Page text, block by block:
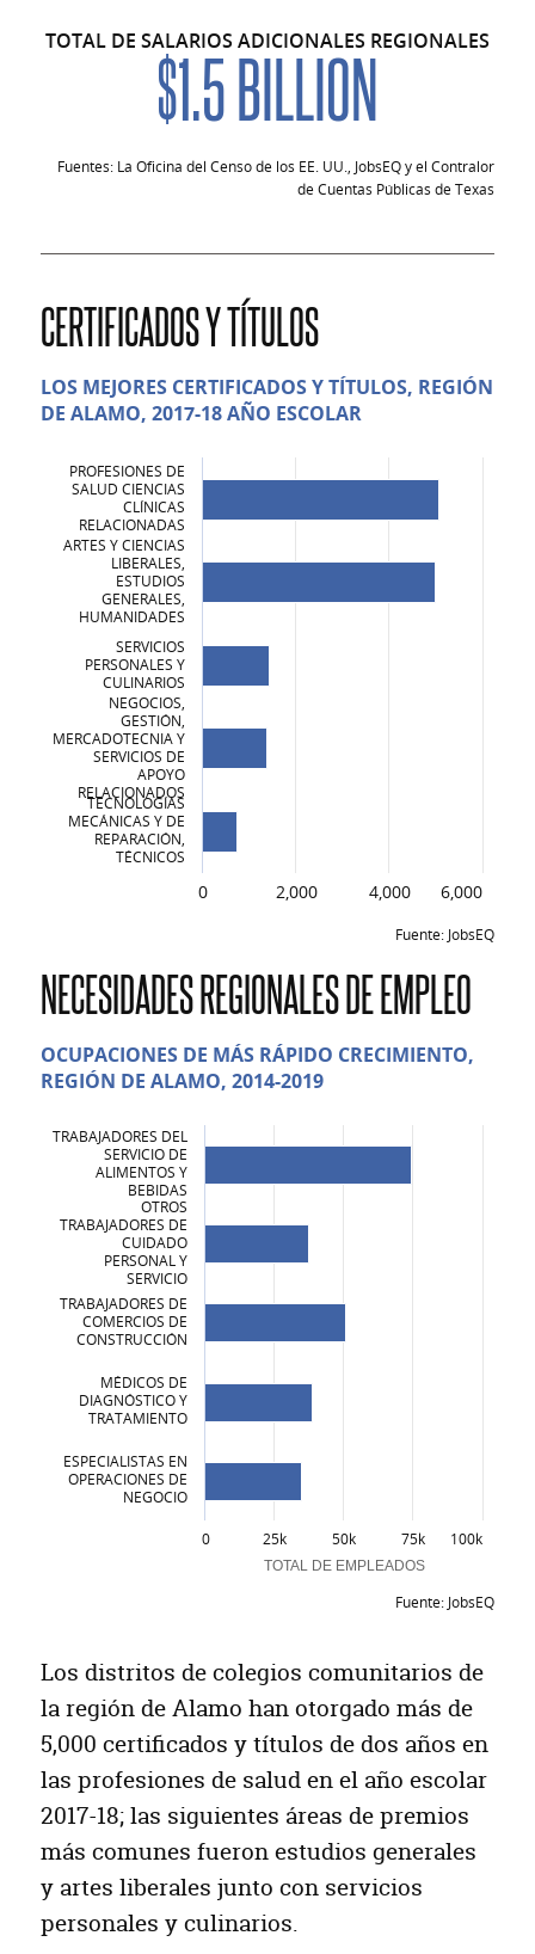
TOTAL DE SALARIOS ADICIONALES REGIONALES
$1.5 BILLION
Fuentes: La Oficina del Censo de los EE. UU., JobsEQ y el Contralor
de Cuentas Públicas de Texas
CERTIFICADOS Y TÍTULOS
LOS MEJORES CERTIFICADOS Y TÍTULOS, REGIÓN
DE ALAMO, 2017-18 AÑO ESCOLAR
PROFESIONES DE
SALUD CIENCIAS
CLÍNICAS
RELACIONADAS
ARTES Y CIENCIAS
LIBERALES,
ESTUDIOS
GENERALES,
HUMANIDADES
SERVICIOS
PERSONALES Y
CULINARIOS
NEGOCIOS,
GESTIÓN,
MERCADOTECNIA Y
SERVICIOS DE
APOYO
RELACIONADOS
TECNOLOGÍAS
MECÁNICAS Y DE
REPARACIÓN,
TÉCNICOS
0 2,000 4,000 6,000
LOS MEJORES CERTIFICADOS Y
CERTIFICADOS Y TÍTULOS
PROFESIONES DE SALUD Y CIENCIAS CLINICAS RELACIONADAS
ARTES LIBERALES Y CIENCIAS, ESTUDIOS GENERALES Y
SERVICIOS PERSONALES Y CULINARIOS
NEGOCIOS, GESTIÓN, MERCADOTECNIA Y SERVICIOS DE APOYO
TECNOLOGÍAS MECÁNICAS Y DE REPARACIÓN/TECNICOS
Fuente: JobsEQ
NECESIDADES REGIONALES DE EMPLEO
OCUPACIONES DE MÁS RÁPIDO CRECIMIENTO,
REGIÓN DE ALAMO, 2014-2019
TOTAL DE EMPLEADOS
TRABAJADORES DEL
SERVICIO DE
ALIMENTOS Y
BEBIDAS
OTROS
TRABAJADORES DE
CUIDADO
PERSONAL Y
SERVICIO
TRABAJADORES DE
COMERCIOS DE
CONSTRUCCIÓN
MÉDICOS DE
DIAGNÓSTICO Y
TRATAMIENTO
ESPECIALISTAS EN
OPERACIONES DE
NEGOCIO
0 25k 50k 75k 100k
NECESIDADES REGIONALES DE
OCUPACIONES
Trabajadores de extracción
Operadores de planta y sistema
Trabajadores de pesca y caza
Supervisores de Trabajadores de la Construcción y Extracción
Fuente: JobsEQ
Los distritos de colegios comunitarios de
la región de Alamo han otorgado más de
5,000 certificados y títulos de dos años en
las profesiones de salud en el año escolar
2017-18; las siguientes áreas de premios
más comunes fueron estudios generales
y artes liberales junto con servicios
personales y culinarios.